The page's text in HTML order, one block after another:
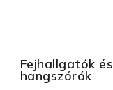
Fejhallgatók és
hangszórók